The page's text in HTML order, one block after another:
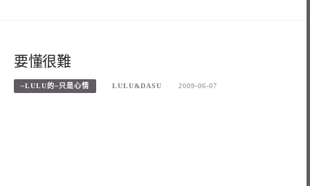
要懂很難
~LULU的~只是心情 LULU&DASU 2009-06-07